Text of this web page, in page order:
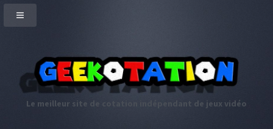
Le meilleur site de cotation indépendant de jeux vidéo